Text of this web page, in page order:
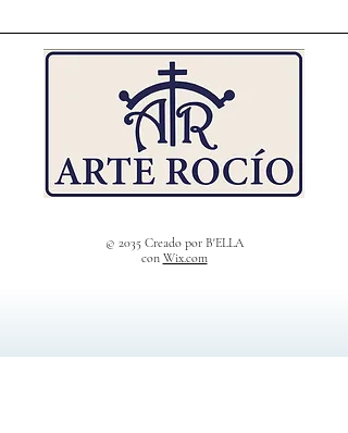
© 2035 Creado por B'ELLA
con Wix.com